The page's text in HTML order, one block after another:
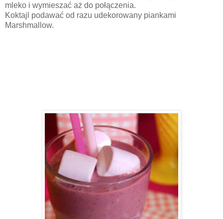
mleko i wymieszać aż do połączenia.
Koktajl podawać od razu udekorowany piankami
Marshmallow.